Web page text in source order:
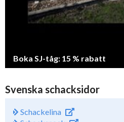
Boka SJ-tåg: 15 % rabatt
Svenska schacksidor
Schackelina